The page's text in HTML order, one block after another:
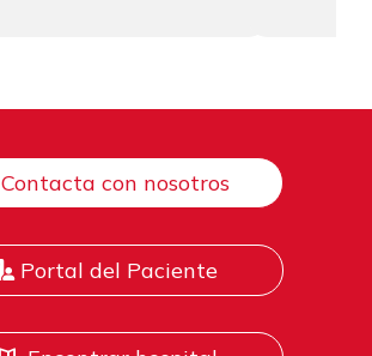
Contacta con nosotros
Portal del Paciente